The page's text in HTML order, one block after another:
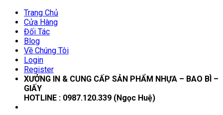
Trang Chủ
Cửa Hàng
Đối Tác
Blog
Về Chúng Tôi
Login
Register
XƯỞNG IN & CUNG CẤP SẢN PHẨM NHỰA – BAO BÌ –
GIẤY
HOTLINE : 0987.120.339 (Ngọc Huệ)